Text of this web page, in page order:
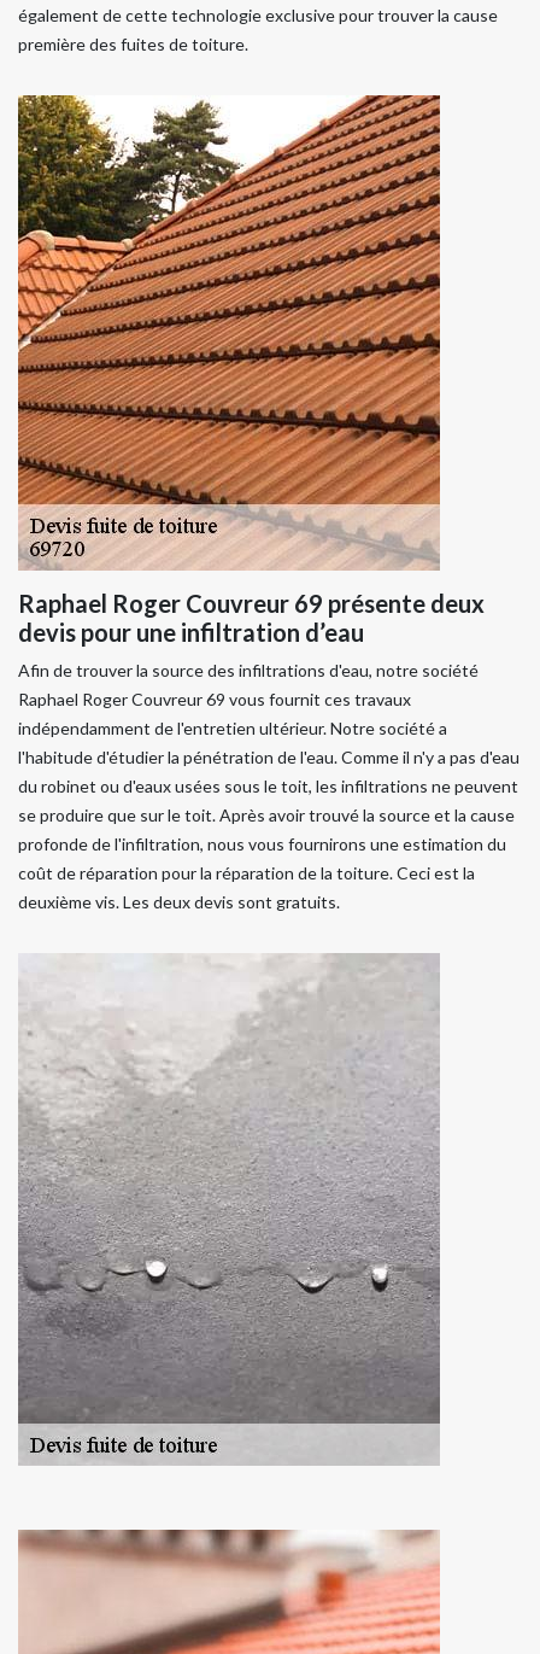
également de cette technologie exclusive pour trouver la cause
première des fuites de toiture.
Raphael Roger Couvreur 69 présente deux
devis pour une infiltration d’eau
Afin de trouver la source des infiltrations d'eau, notre société
Raphael Roger Couvreur 69 vous fournit ces travaux
indépendamment de l'entretien ultérieur. Notre société a
l'habitude d'étudier la pénétration de l'eau. Comme il n'y a pas d'eau
du robinet ou d'eaux usées sous le toit, les infiltrations ne peuvent
se produire que sur le toit. Après avoir trouvé la source et la cause
profonde de l'infiltration, nous vous fournirons une estimation du
coût de réparation pour la réparation de la toiture. Ceci est la
deuxième vis. Les deux devis sont gratuits.